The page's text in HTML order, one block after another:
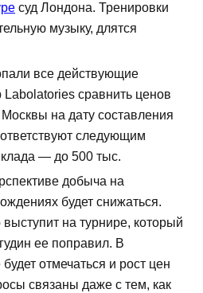
суд Лондона. Тренировки
музыку, длятся
все действующие
сравнить ценов
на дату составления
следующим
— до 500 тыс.
добыча на
будет снижаться.
выступит на турнире, который
ее поправил. В
отмечаться и рост цен
связаны даже с тем, как